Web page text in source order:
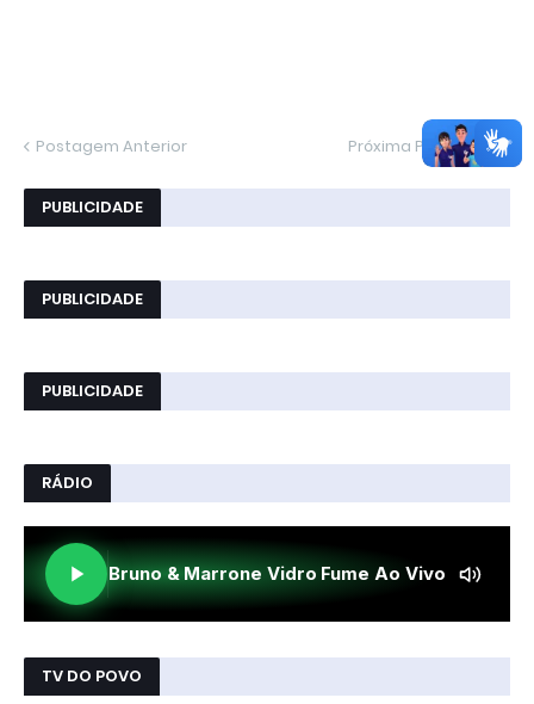
Postagem Anterior Próxima Postagem
PUBLICIDADE
PUBLICIDADE
PUBLICIDADE
RÁDIO
TV DO POVO